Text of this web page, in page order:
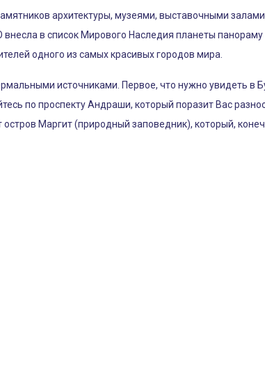
архитектуры, музеями, выставочными
в список Мирового Наследия планеты панораму
одного из самых красивых городов мира.
источниками. Первое, что нужно увидеть в
по проспекту Андраши, который поразит Вас
Маргит (природный заповедник), который,